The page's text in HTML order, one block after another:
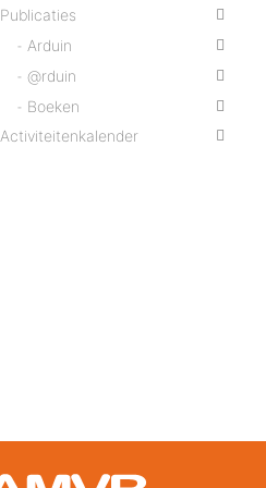
Publicaties
Arduin
@rduin
Boeken
Activiteitenkalender